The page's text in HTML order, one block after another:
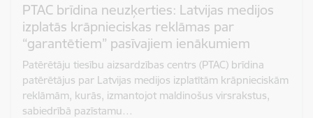
PTAC brīdina neuzķerties: Latvijas medijos
izplatās krāpnieciskas reklāmas par
“garantētiem” pasīvajiem ienākumiem
Patērētāju tiesību aizsardzības centrs (PTAC) brīdina
patērētājus par Latvijas medijos izplatītām krāpnieciskām
reklāmām, kurās, izmantojot maldinošus virsrakstus,
sabiedrībā pazīstamu…